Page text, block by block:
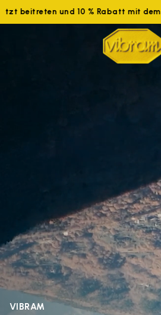
beitreten und 10 % Rabatt mit dem
VIBRAM